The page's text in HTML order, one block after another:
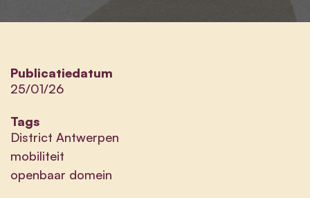
Publicatiedatum
25/01/26
Tags
District Antwerpen
mobiliteit
openbaar domein